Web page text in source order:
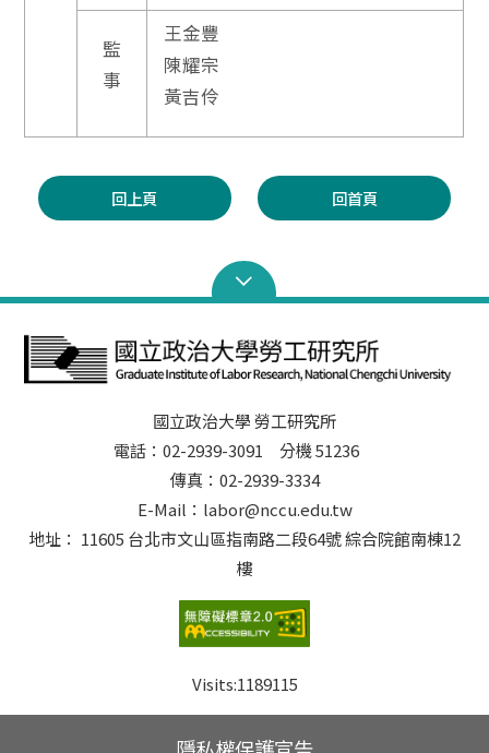
監
事
王金豐
陳耀宗
黃吉伶
回上頁 回首頁
國立政治大學 勞工研究所
電話：02-2939-3091 分機 51236
傳真：02-2939-3334
E-Mail：labor@nccu.edu.tw
地址： 11605 台北市文山區指南路二段64號 綜合院館南棟12
樓
Visits:1189115